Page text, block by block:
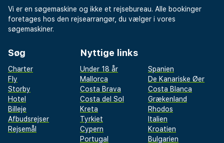
Vi er en søgemaskine og ikke et rejsebureau. Alle bookinger
foretages hos den rejsearrangør, du vælger i vores
søgemaskiner.
Søg
Charter
Fly
Storby
Hotel
Billeje
Afbudsrejser
Rejsemål
Nyttige links
Under 18 år
Spanien
Mallorca
De Kanariske Øer
Costa Brava
Costa Blanca
Costa del Sol
Grækenland
Kreta
Rhodos
Tyrkiet
Italien
Cypern
Kroatien
Portugal
Bulgarien